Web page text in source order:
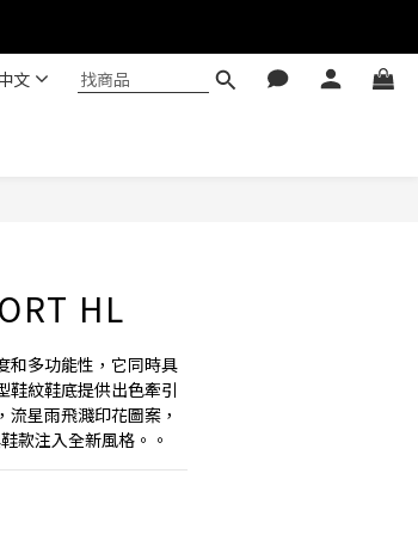
文
HL
和多功能性，它同時具
鞋紋鞋底提供出色牽引
星雨飛濺印花圖案，
款注入全新風格。。